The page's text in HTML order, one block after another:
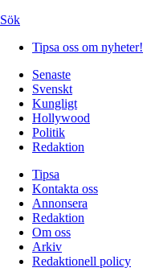
Sök
Tipsa oss om nyheter!
Senaste
Svenskt
Kungligt
Hollywood
Politik
Redaktion
Tipsa
Kontakta oss
Annonsera
Redaktion
Om oss
Arkiv
Redaktionell policy